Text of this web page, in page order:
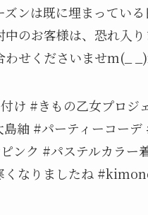
ズンは既に埋まっている
中のお客様は、恐れ入
わせくださいませm(_
け #きもの乙女プロジ
紬 #パーティーコーデ
ンク #パステルカラー
くなりましたね️